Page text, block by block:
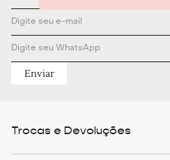
Enviar
Trocas e Devoluções